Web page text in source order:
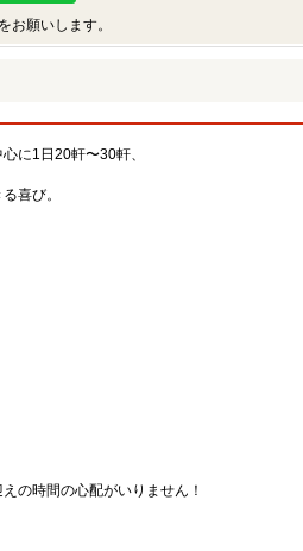
願いします。
に1日20軒〜30軒、
喜び。
の時間の心配がいりません！